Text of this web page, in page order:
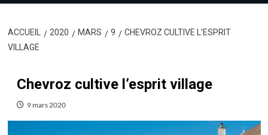
ACCUEIL 2020 MARS 9
CHEVROZ CULTIVE L’ESPRIT
VILLAGE
Chevroz cultive l’esprit village
9 mars 2020